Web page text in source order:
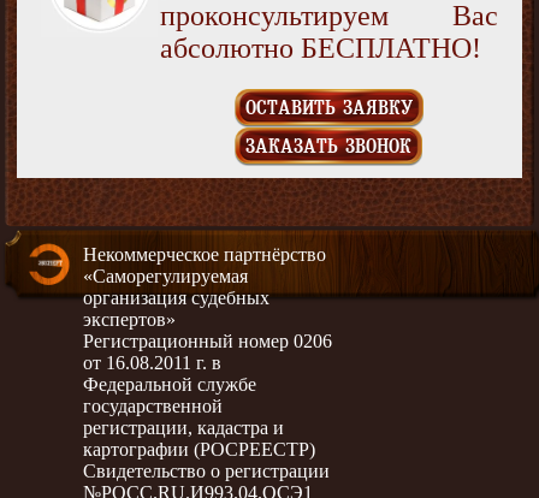
проконсультируем Вас
абсолютно БЕСПЛАТНО!
ОСТАВИТЬ ЗАЯВКУ
ЗАКАЗАТЬ ЗВОНОК
Некоммерческое партнёрство
«Саморегулируемая
организация судебных
экспертов»
Регистрационный номер 0206
от 16.08.2011 г. в
Федеральной службе
государственной
регистрации, кадастра и
картографии (РОСРЕЕСТР)
Свидетельство о регистрации
№РОСС.RU.И993.04.ОСЭ1